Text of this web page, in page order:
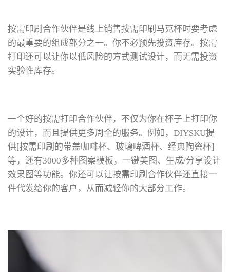
按需印刷合作伙伴是线上销售按需印刷马克杯时要考虑
的最重要的组成部分之一。你不必预先投资库存。按需
打印还可以让你以低风险的方式测试设计，而无需投资
实验性库存。
一个好的按需打印合作伙伴，不仅为你在杯子上打印你
的设计，而且提供更多周全的服务。例如，DIYSKU提
供[按需印刷的带盖咖啡杯、玻璃啤酒杯、经典陶瓷杯]
等，还有3000多种图案模板，一键美图、生成/分享设计
效果图等功能。你还可以让按需印刷合作伙伴还直接一
件代发给你的客户，从而减轻你的大部分工作。